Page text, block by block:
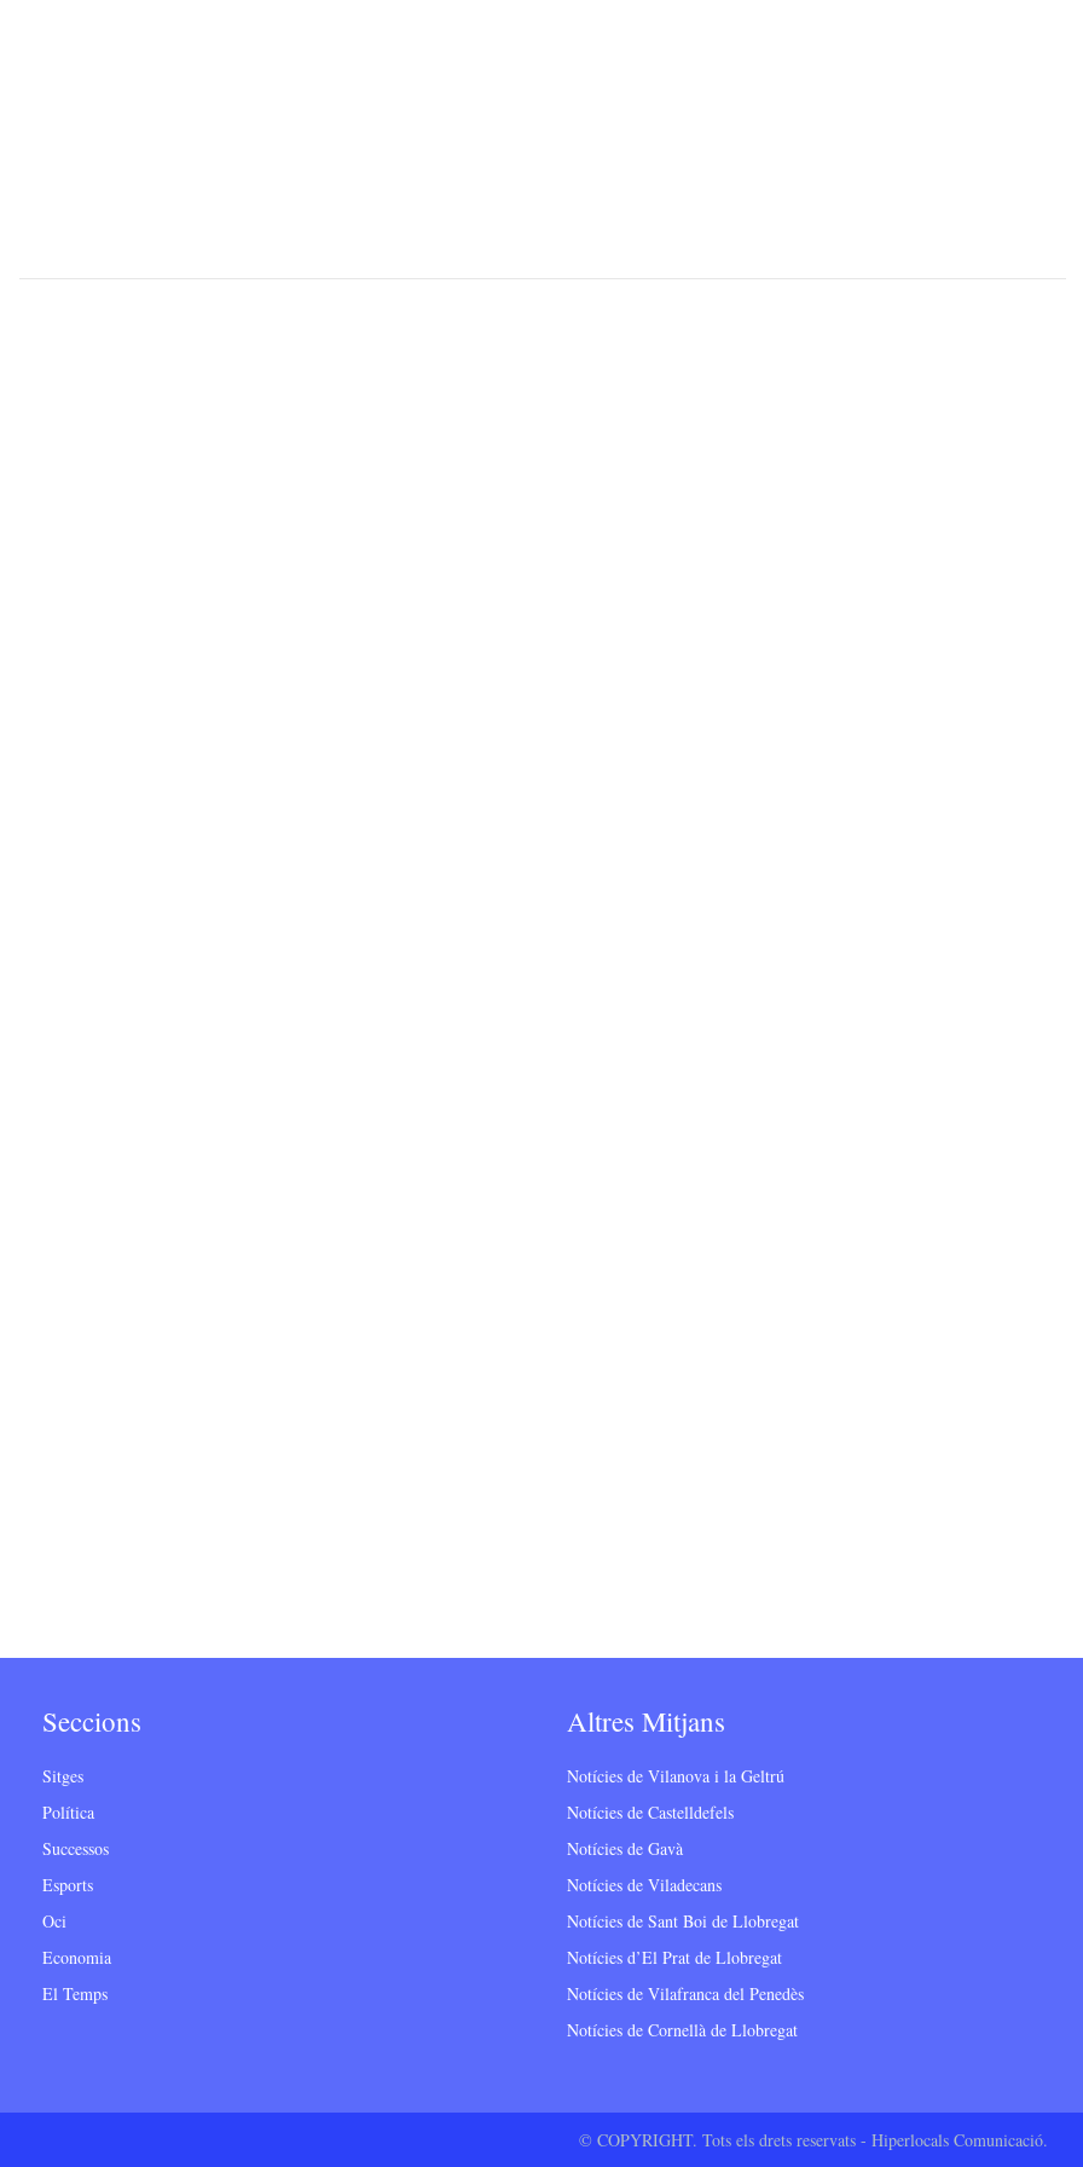
Seccions
Sitges
Política
Successos
Esports
Oci
Economia
El Temps
Altres Mitjans
Notícies de Vilanova i la Geltrú
Notícies de Castelldefels
Notícies de Gavà
Notícies de Viladecans
Notícies de Sant Boi de Llobregat
Notícies d’El Prat de Llobregat
Notícies de Vilafranca del Penedès
Notícies de Cornellà de Llobregat
© COPYRIGHT. Tots els drets reservats - Hiperlocals Comunicació.